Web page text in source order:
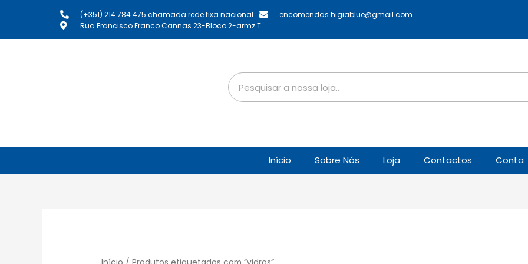
(+351) 214 784 475 chamada rede fixa nacional
encomendas.higiablue@gmail.com
Rua Francisco Franco Cannas 23-Bloco 2-armz T
Início Sobre Nós Loja Contactos Conta